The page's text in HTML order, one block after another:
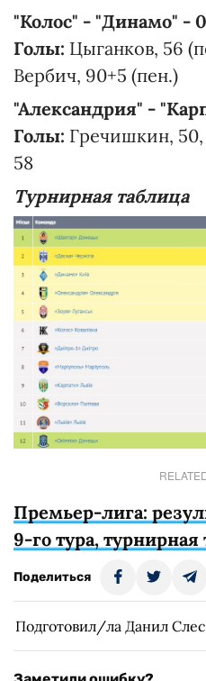
"Колос" - "Динамо" -
Голы: Цыганков, 56
Вербич, 90+5 (пен.)
"Александрия" -
Голы: Гречишкин,
58
Турнирная таблица
Премьер-лига:
9-го тура, турнирная
Поделиться
Подготовил/ла Данил